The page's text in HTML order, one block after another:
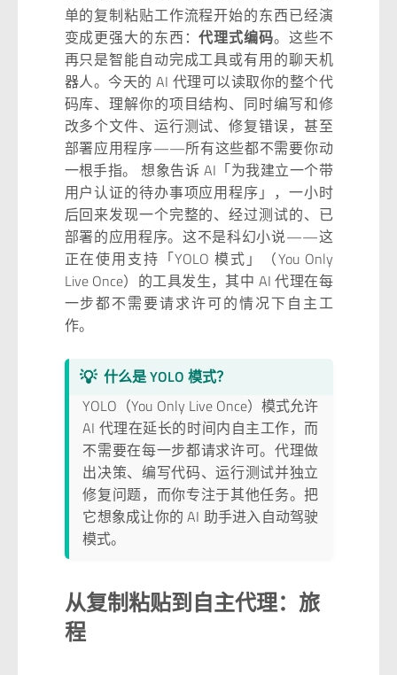
单的复制粘贴工作流程开始的东西已经演
变成更强大的东西：代理式编码。这些不
再只是智能自动完成工具或有用的聊天机
器人。今天的 AI 代理可以读取你的整个代
码库、理解你的项目结构、同时编写和修
改多个文件、运行测试、修复错误，甚至
部署应用程序——所有这些都不需要你动
一根手指。 想象告诉 AI「为我建立一个带
用户认证的待办事项应用程序」，一小时
后回来发现一个完整的、经过测试的、已
部署的应用程序。这不是科幻小说——这
正在使用支持「YOLO 模式」（You Only
Live Once）的工具发生，其中 AI 代理在每
一步都不需要请求许可的情况下自主工
作。
💡 什么是 YOLO 模式？
YOLO（You Only Live Once）模式允许
AI 代理在延长的时间内自主工作，而
不需要在每一步都请求许可。代理做
出决策、编写代码、运行测试并独立
修复问题，而你专注于其他任务。把
它想象成让你的 AI 助手进入自动驾驶
模式。
从复制粘贴到自主代理：旅
程